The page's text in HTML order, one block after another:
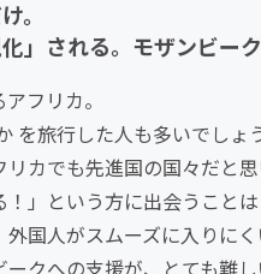
。
」される。モザンビーク
フリカ。
を旅行した人も多いでしょう
カでも先進国の国々だと思
！」という方に出会うこと
国人がスムーズに入りにく
クへの支援が、とても難し